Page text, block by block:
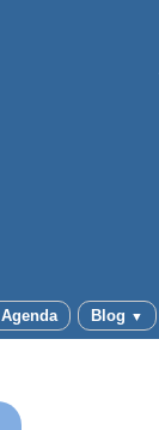
Agenda Blog ▼